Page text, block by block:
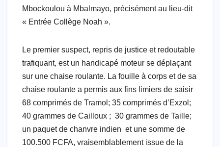
Mbockoulou à Mbalmayo, précisément au lieu-dit
« Entrée Collège Noah ».
Le premier suspect, repris de justice et redoutable
trafiquant, est un handicapé moteur se déplaçant
sur une chaise roulante. La fouille à corps et de sa
chaise roulante a permis aux fins limiers de saisir
68 comprimés de Tramol; 35 comprimés d’Exzol;
40 grammes de Cailloux ; 30 grammes de Taille;
un paquet de chanvre indien et une somme de
100.500 FCFA, vraisemblablement issue de la